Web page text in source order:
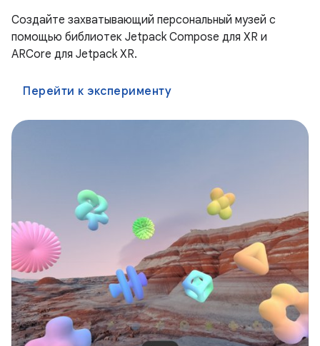
Создайте захватывающий персональный музей с
помощью библиотек Jetpack Compose для XR и
ARCore для Jetpack XR.
Перейти к эксперименту